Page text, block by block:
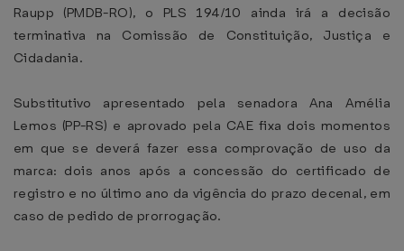
Raupp (PMDB-RO), o PLS 194/10 ainda irá a decisão
terminativa na Comissão de Constituição, Justiça e
Cidadania.
Substitutivo apresentado pela senadora Ana Amélia
Lemos (PP-RS) e aprovado pela CAE fixa dois momentos
em que se deverá fazer essa comprovação de uso da
marca: dois anos após a concessão do certificado de
registro e no último ano da vigência do prazo decenal, em
caso de pedido de prorrogação.